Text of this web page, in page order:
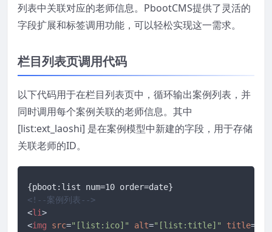
列表中关联对应的老师信息。PbootCMS提供了灵活的
字段扩展和标签调用功能，可以轻松实现这一需求。
栏目列表页调用代码
以下代码用于在栏目列表页中，循环输出案例列表，并
同时调用每个案例关联的老师信息。其中
[list:ext_laoshi] 是在案例模型中新建的字段，用于存储
关联老师的ID。
<!--案例列表-->
<li>
<img src="[list:ico]" alt="[list:title]" title=